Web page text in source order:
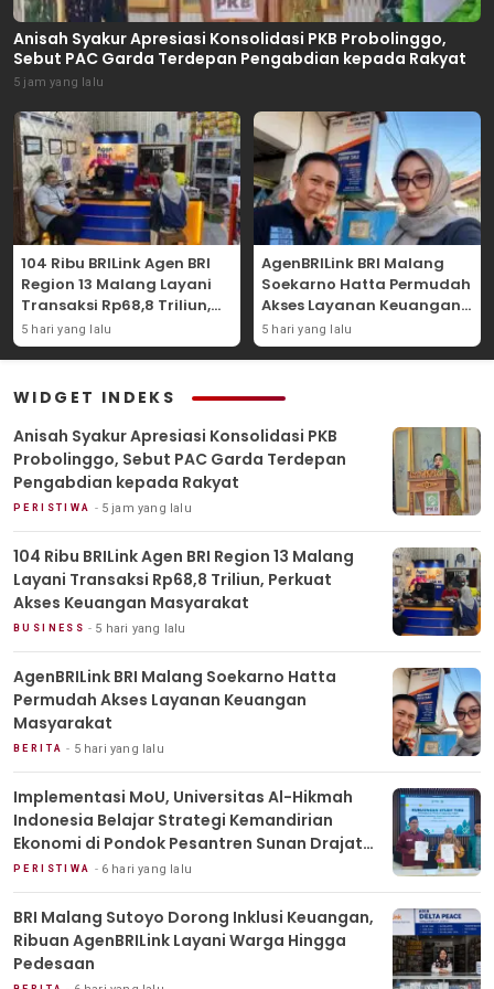
Anisah Syakur Apresiasi Konsolidasi PKB Probolinggo,
Sebut PAC Garda Terdepan Pengabdian kepada Rakyat
5 jam yang lalu
104 Ribu BRILink Agen BRI
Region 13 Malang Layani
Transaksi Rp68,8 Triliun,
Perkuat Akses Keuangan
Masyarakat
5 hari yang lalu
AgenBRILink BRI Malang
Soekarno Hatta Permudah
Akses Layanan Keuangan
Masyarakat
5 hari yang lalu
WIDGET INDEKS
Anisah Syakur Apresiasi Konsolidasi PKB
Probolinggo, Sebut PAC Garda Terdepan
Pengabdian kepada Rakyat
PERISTIWA 5 jam yang lalu
104 Ribu BRILink Agen BRI Region 13 Malang
Layani Transaksi Rp68,8 Triliun, Perkuat
Akses Keuangan Masyarakat
BUSINESS 5 hari yang lalu
AgenBRILink BRI Malang Soekarno Hatta
Permudah Akses Layanan Keuangan
Masyarakat
BERITA 5 hari yang lalu
Implementasi MoU, Universitas Al-Hikmah
Indonesia Belajar Strategi Kemandirian
Ekonomi di Pondok Pesantren Sunan Drajat
Lamongan
PERISTIWA 6 hari yang lalu
BRI Malang Sutoyo Dorong Inklusi Keuangan,
Ribuan AgenBRILink Layani Warga Hingga
Pedesaan